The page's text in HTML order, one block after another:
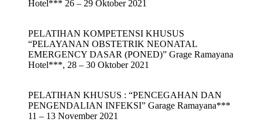
Hotel*** 26 – 29 Oktober 2021
PELATIHAN KOMPETENSI KHUSUS
“PELAYANAN OBSTETRIK NEONATAL
EMERGENCY DASAR (PONED)” Grage Ramayana
Hotel***, 28 – 30 Oktober 2021
PELATIHAN KHUSUS : “PENCEGAHAN DAN
PENGENDALIAN INFEKSI” Garage Ramayana***
11 – 13 November 2021